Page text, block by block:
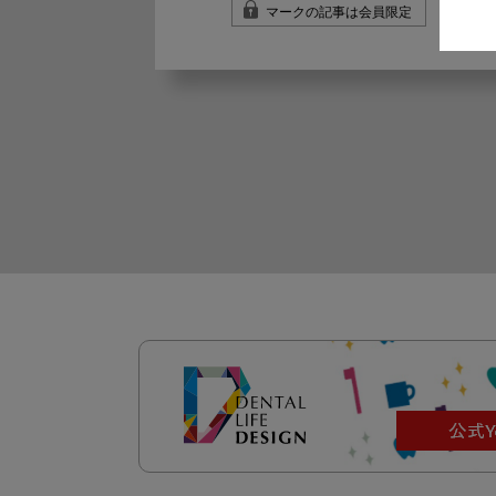
マークの記事は会員限定